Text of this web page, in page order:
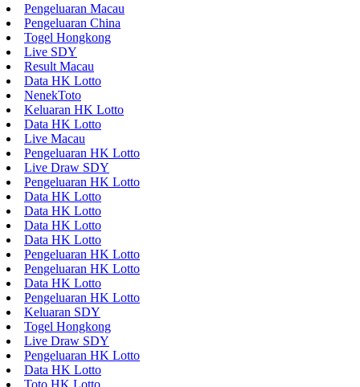
Pengeluaran Macau
Pengeluaran China
Togel Hongkong
Live SDY
Result Macau
Data HK Lotto
NenekToto
Keluaran HK Lotto
Data HK Lotto
Live Macau
Pengeluaran HK Lotto
Live Draw SDY
Pengeluaran HK Lotto
Data HK Lotto
Data HK Lotto
Data HK Lotto
Data HK Lotto
Pengeluaran HK Lotto
Pengeluaran HK Lotto
Data HK Lotto
Pengeluaran HK Lotto
Keluaran SDY
Togel Hongkong
Live Draw SDY
Pengeluaran HK Lotto
Data HK Lotto
Toto HK Lotto